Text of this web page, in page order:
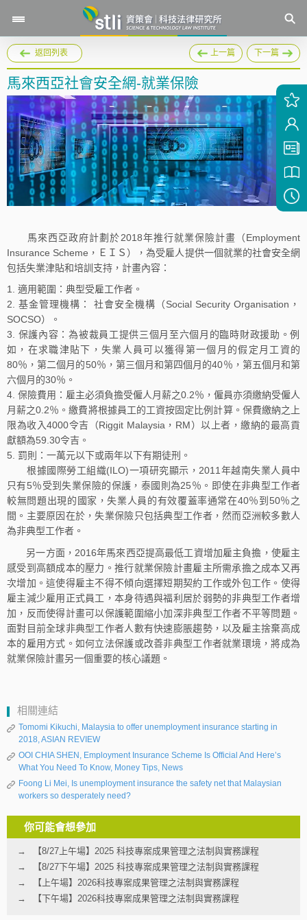
返回列表 上一篇 下一篇
馬來西亞社會安全網-就業保險
馬來西亞政府計劃於2018年推行就業保險計畫（Employment
Insurance Scheme，ＥＩＳ），為受雇人提供一個就業的社會安全網
包括失業津貼和培訓支持，計畫內容：
適用範圍：典型受雇工作者。
基金管理機構： 社會安全機構（Social Security Organisation，
SOCSO）。
保護內容：為被裁員工提供三個月至六個月的臨時財政援助。例
如，在求職津貼下，失業人員可以獲得第一個月的假定月工資的
80％，第二個月的50％，第三個月和第四個月的40％，第五個月和第
六個月的30％。
保險費用：雇主必須負擔受僱人月薪之0.2％，僱員亦須繳納受僱人
月薪之0.2％。繳費將根據員工的工資按固定比例計算。保費繳納之上
限為收入4000令吉（Riggit Malaysia，RM）以上者，繳納的最高貢
獻額為59.30令吉。
罰則：一萬元以下或兩年以下有期徒刑。
根據國際勞工組織(ILO)一項研究顯示，2011年越南失業人員中
只有5％受到失業保險的保護，泰國則為25％。即使在非典型工作者
較無問題出現的國家，失業人員的有效覆蓋率通常在40％到50％之
間。主要原因在於，失業保險只包括典型工作者，然而亞洲較多數人
為非典型工作者。
另一方面，2016年馬來西亞提高最低工資增加雇主負擔，使雇主
感受到高額成本的壓力。推行就業保險計畫雇主所需承擔之成本又再
次增加。這使得雇主不得不傾向選擇短期契約工作或外包工作。使得
雇主減少雇用正式員工，本身待遇與福利居於弱勢的非典型工作者增
加，反而使得計畫可以保護範圍縮小加深非典型工作者不平等問題。
面對目前全球非典型工作者人數有快速膨脹趨勢，以及雇主捨棄高成
本的雇用方式。如何立法保護或改善非典型工作者就業環境，將成為
就業保險計畫另一個重要的核心議題。
相關連結
Tomomi Kikuchi, Malaysia to offer unemployment insurance starting in
2018, ASIAN REVIEW
OOI CHIA SHEN, Employment Insurance Scheme Is Official And Here’s
What You Need To Know, Money Tips, News
Foong Li Mei, Is unemployment insurance the safety net that Malaysian
workers so desperately need?
你可能會想參加
【8/27上午場】2025 科技專案成果管理之法制與實務課程
【8/27下午場】2025 科技專案成果管理之法制與實務課程
【上午場】2026科技專案成果管理之法制與實務課程
【下午場】2026科技專案成果管理之法制與實務課程